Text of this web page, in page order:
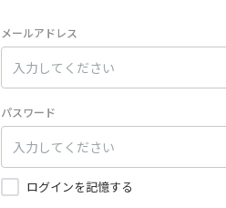
メールアドレス
パスワード
ログインを記憶する